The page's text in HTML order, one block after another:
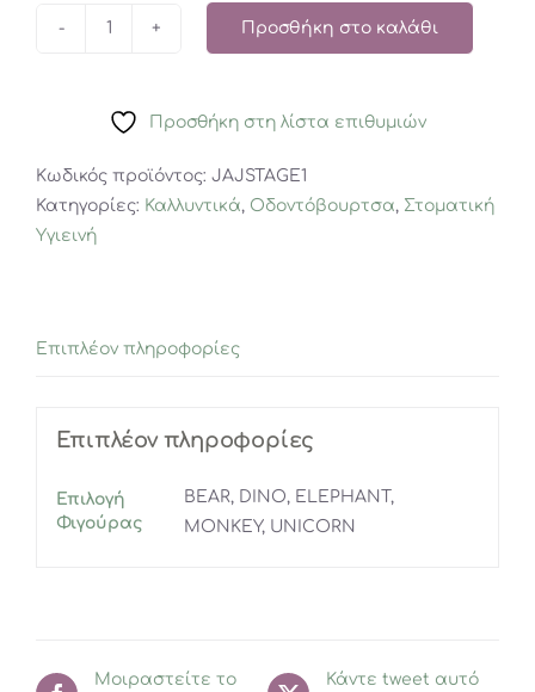
STAGE
Δάχτυλα
Σιλικόνης
Προσθήκη στο καλάθι
Προσθήκη στη λίστα επιθυμιών
Κωδικός προϊόντος: JAJSTAGE1
Κατηγορίες: Καλλυντικά, Οδοντόβουρτσα, Στοματική
Υγιεινή
Επιπλέον πληροφορίες
Επιπλέον πληροφορίες
Επιλογή
Φιγούρας
BEAR, DINO, ELEPHANT,
MONKEY, UNICORN
Μοιραστείτε το
Κάντε tweet αυτό